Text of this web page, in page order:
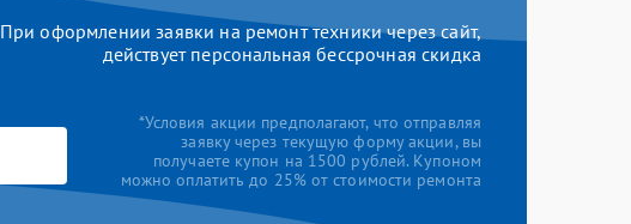
При оформлении заявки на ремонт техники через сайт,
действует персональная бессрочная скидка
*Условия акции предполагают, что отправляя
заявку через текущую форму акции, вы
получаете купон на 1500 рублей. Купоном
можно оплатить до 25% от стоимости ремонта